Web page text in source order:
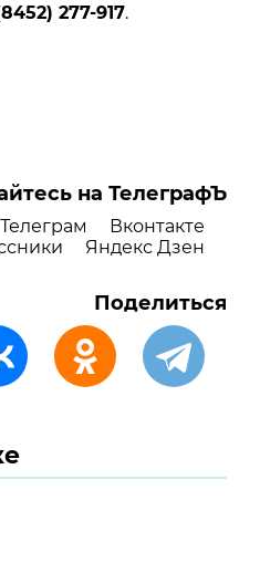
277-917.
на ТелеграфЪ
Телеграм
Вконтакте
Яндекс Дзен
Поделиться